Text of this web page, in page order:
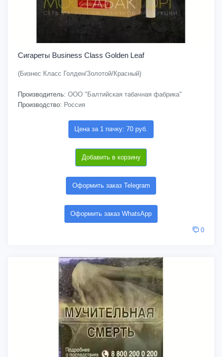
Сигареты Business Class Golden Leaf
(Бизнес Класс Голден/Золотой/Красный)
Производитель: ООО "Балтийская табачная фабрика"
Производство: Россия
Цена за 1 пачку: 70 руб.
Добавить в корзину
Оформить заказ Telegram
Оформить заказ WhatsApp
0